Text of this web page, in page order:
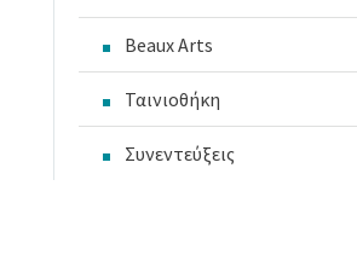
Beaux Arts
Ταινιοθήκη
Συνεντεύξεις